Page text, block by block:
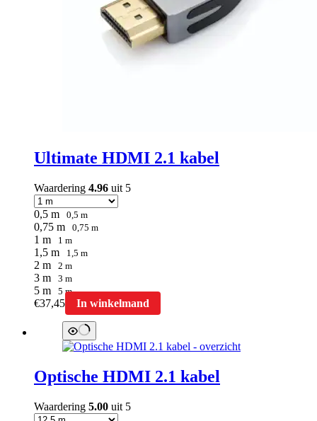
Ultimate HDMI 2.1 kabel
Waardering 4.96 uit 5
0,5 m 0,5 m
0,75 m 0,75 m
1 m 1 m
1,5 m 1,5 m
2 m 2 m
3 m 3 m
5 m 5 m
€37,45 In winkelmand
product
meerdere
variaties.
optie
Optische HDMI 2.1 kabel
Waardering 5.00 uit 5